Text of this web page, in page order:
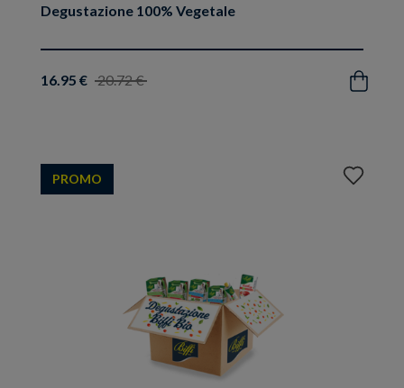
Degustazione 100% Vegetale
16.95 € 20.72 € Acquista
PROMO
Aggiungi